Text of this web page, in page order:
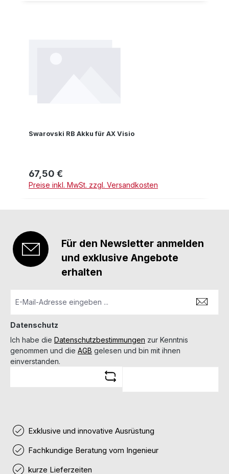
Swarovski RB Akku für AX Visio
Regulärer Preis:
67,50 €
Preise inkl. MwSt. zzgl. Versandkosten
Für den Newsletter anmelden
und exklusive Angebote
erhalten
Datenschutz
Ich habe die Datenschutzbestimmungen zur Kenntnis
genommen und die AGB gelesen und bin mit ihnen
einverstanden.
Exklusive und innovative Ausrüstung
Fachkundige Beratung vom Ingenieur
kurze Lieferzeiten